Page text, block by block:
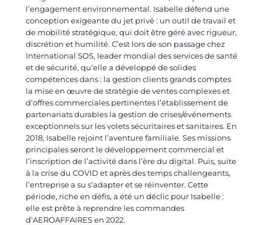
l’engagement environnemental. Isabelle défend une
conception exigeante du jet privé : un outil de travail et
de mobilité stratégique, qui doit être géré avec rigueur,
discrétion et humilité. C’est lors de son passage chez
International SOS, leader mondial des services de santé
et de sécurité, qu’elle a développé de solides
compétences dans : la gestion clients grands comptes
la mise en œuvre de stratégie de ventes complexes et
d’offres commerciales pertinentes l’établissement de
partenariats durables la gestion de crises/événements
exceptionnels sur les volets sécuritaires et sanitaires. En
2018, Isabelle rejoint l’aventure familiale. Ses missions
principales seront le développement commercial et
l’inscription de l’activité dans l’ère du digital. Puis, suite
à la crise du COVID et après des temps challengeants,
l’entreprise a su s’adapter et se réinventer. Cette
période, riche en défis, a été un déclic pour Isabelle :
elle est prête à reprendre les commandes
d’AEROAFFAIRES en 2022.